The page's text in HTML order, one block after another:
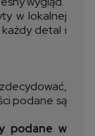
w lokalnej
każdy detal i
podane są
podane w